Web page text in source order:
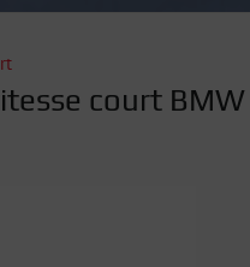
court BMW